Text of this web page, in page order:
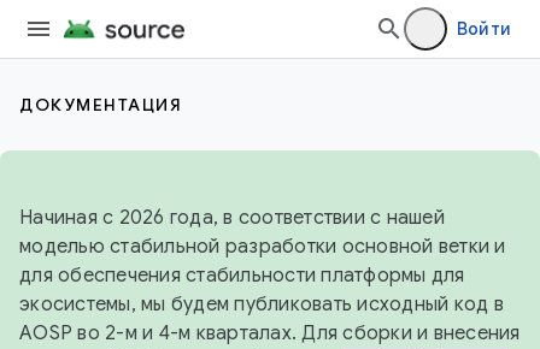
Войти
ДОКУМЕНТАЦИЯ
Начиная с 2026 года, в соответствии с нашей
моделью стабильной разработки основной ветки и
для обеспечения стабильности платформы для
экосистемы, мы будем публиковать исходный код в
AOSP во 2-м и 4-м кварталах. Для сборки и внесения